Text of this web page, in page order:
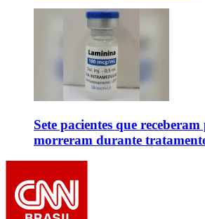
Sete pacientes que
morreram durante